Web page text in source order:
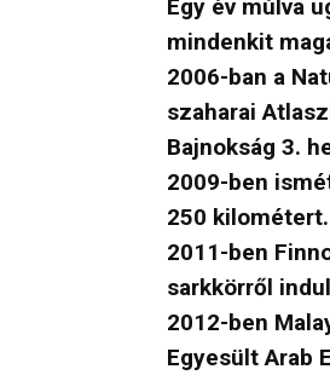
Egy év múlva
mindenkit
2006-ban a
szaharai
Bajnokság 3.
2009-ben
250 kilométert.
2011-ben
sarkkörről
2012-ben
Egyesült Arab